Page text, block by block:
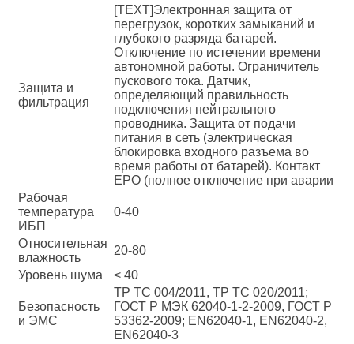
Защита и
фильтрация
[TEXT]Электронная защита от
перегрузок, коротких замыканий и
глубокого разряда батарей.
Отключение по истечении времени
автономной работы. Ограничитель
пускового тока. Датчик,
определяющий правильность
подключения нейтрального
проводника. Защита от подачи
питания в сеть (электрическая
блокировка входного разъема во
время работы от батарей). Контакт
EPO (полное отключение при аварии
Рабочая
температура
ИБП
0-40
Относительная
влажность
20-80
Уровень шума
< 40
Безопасность
и ЭМС
ТР ТС 004/2011, ТР ТС 020/2011;
ГОСТ Р МЭК 62040-1-2-2009, ГОСТ Р
53362-2009; EN62040-1, EN62040-2,
EN62040-3